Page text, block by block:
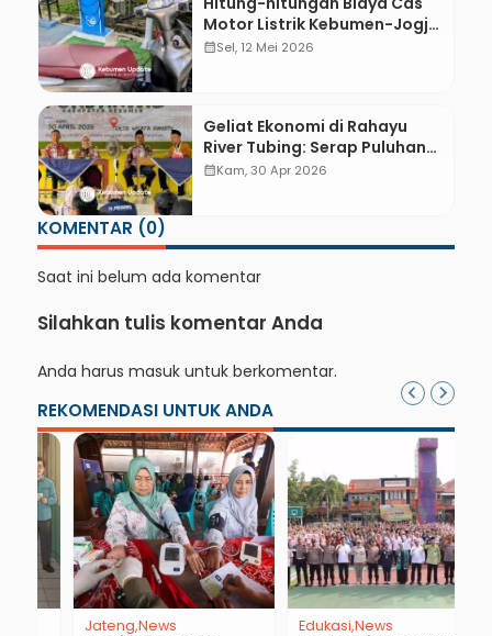
Motor Listrik Kebumen-Jogja
PP, Lebih Murah dari Harga
calendar_monthSel, 12 Mei 2026
Geliat Ekonomi di Rahayu
River Tubing: Serap Puluhan
Tenaga Kerja dengan Upah
calendar_monthKam, 30 Apr 2026
KOMENTAR (0)
Saat ini belum ada komentar
Silahkan tulis komentar Anda
Anda harus masuk untuk berkomentar.
REKOMENDASI UNTUK ANDA
EdukasiNews EntertainmentEvent